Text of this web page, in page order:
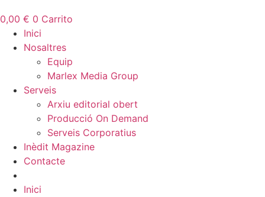
0,00 € 0 Carrito
Inici
Nosaltres
Equip
Marlex Media Group
Serveis
Arxiu editorial obert
Producció On Demand
Serveis Corporatius
Inèdit Magazine
Contacte
Inici